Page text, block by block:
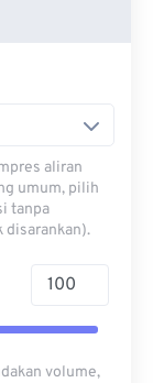
aliran
umum, pilih
tanpa
disarankan).
volume,